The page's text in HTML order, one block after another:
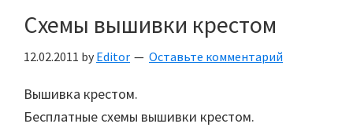
родителей.
Схемы вышивки крестом
12.02.2011 by Editor Оставьте комментарий
Вышивка крестом.
Бесплатные схемы вышивки крестом.